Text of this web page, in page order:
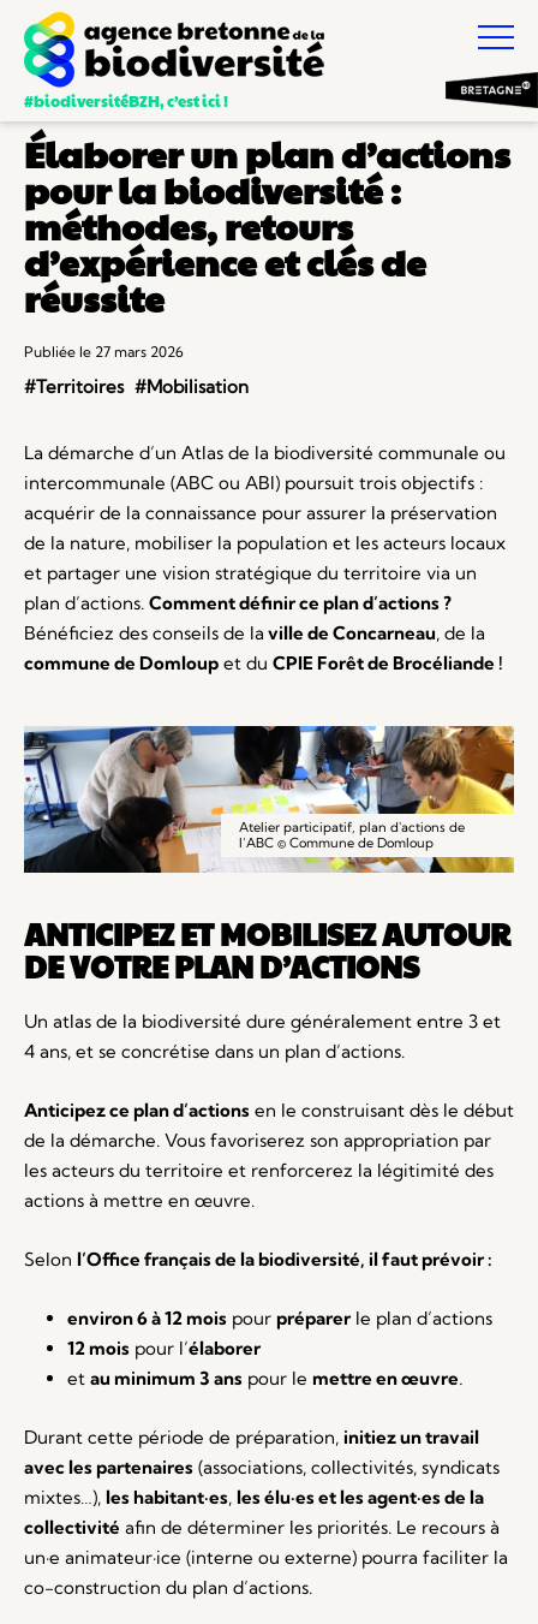
#biodiversitéBZH, c’est ici !
Élaborer un plan d’actions
pour la biodiversité :
méthodes, retours
d’expérience et clés de
réussite
Publiée le 27 mars 2026
#Territoires #Mobilisation
La démarche d’un Atlas de la biodiversité communale ou
intercommunale (ABC ou ABI) poursuit trois objectifs :
acquérir de la connaissance pour assurer la préservation
de la nature, mobiliser la population et les acteurs locaux
et partager une vision stratégique du territoire via un
plan d’actions. Comment définir ce plan d’actions ?
Bénéficiez des conseils de la ville de Concarneau, de la
commune de Domloup et du CPIE Forêt de Brocéliande !
Atelier participatif, plan d'actions de
l’ABC © Commune de Domloup
ANTICIPEZ ET MOBILISEZ AUTOUR
DE VOTRE PLAN D’ACTIONS
Un atlas de la biodiversité dure généralement entre 3 et
4 ans, et se concrétise dans un plan d’actions.
Anticipez ce plan d’actions en le construisant dès le début
de la démarche. Vous favoriserez son appropriation par
les acteurs du territoire et renforcerez la légitimité des
actions à mettre en œuvre.
Selon l’Office français de la biodiversité, il faut prévoir :
environ 6 à 12 mois pour préparer le plan d’actions
12 mois pour l’élaborer
et au minimum 3 ans pour le mettre en œuvre.
Durant cette période de préparation, initiez un travail
avec les partenaires (associations, collectivités, syndicats
mixtes…), les habitant·es, les élu·es et les agent·es de la
collectivité afin de déterminer les priorités. Le recours à
un·e animateur·ice (interne ou externe) pourra faciliter la
co-construction du plan d’actions.